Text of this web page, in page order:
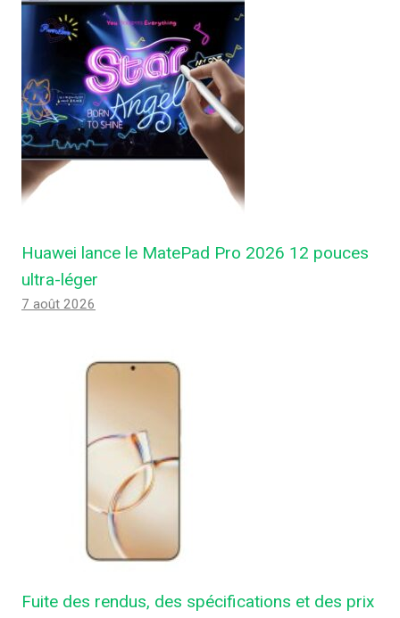
Huawei lance le MatePad Pro 2026 12 pouces
ultra-léger
7 août 2026
Fuite des rendus, des spécifications et des prix